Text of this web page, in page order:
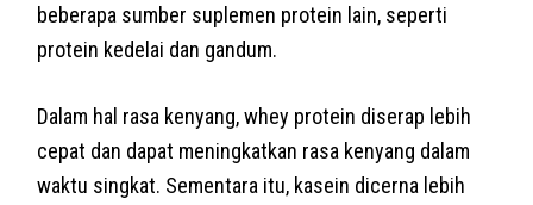
beberapa sumber suplemen protein lain, seperti
protein kedelai dan gandum.
Dalam hal rasa kenyang, whey protein diserap lebih
cepat dan dapat meningkatkan rasa kenyang dalam
waktu singkat. Sementara itu, kasein dicerna lebih